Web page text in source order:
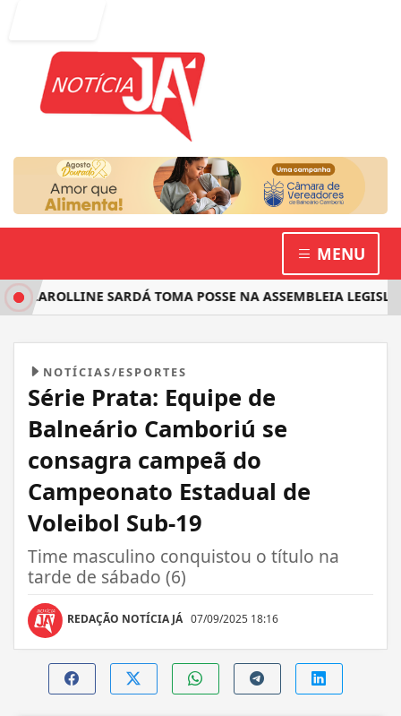
MENU
SARDÁ TOMA POSSE NA ASSEMBLEIA
NOTÍCIAS/ESPORTES
Série Prata: Equipe de
Balneário Camboriú se
consagra campeã do
Campeonato Estadual de
Voleibol Sub-19
Time masculino conquistou o título na
tarde de sábado (6)
REDAÇÃO NOTÍCIA JÁ 07/09/2025 18:16